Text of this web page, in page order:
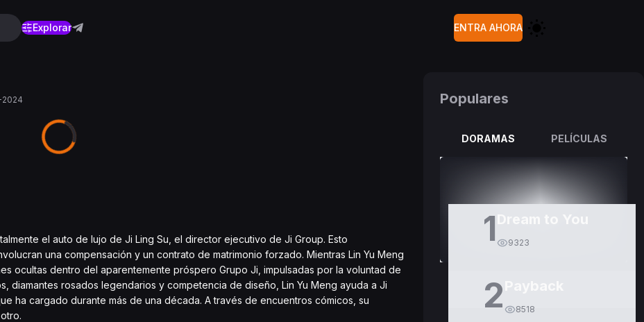
Explorar ENTRA AHORA
2024
el auto de lujo de Ji Ling Su, el director ejecutivo de Ji Group. Esto
una compensación y un contrato de matrimonio forzado. Mientras Lin Yu Meng
ocultas dentro del aparentemente próspero Grupo Ji, impulsadas por la voluntad de
diamantes rosados legendarios y competencia de diseño, Lin Yu Meng ayuda a Ji
ha cargado durante más de una década. A través de encuentros cómicos, su
Populares
DORAMAS PELÍCULAS
1 9323
2 8518